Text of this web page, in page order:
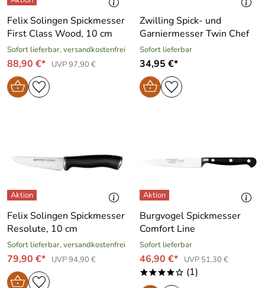
Felix Solingen Spickmesser
First Class Wood, 10 cm
Sofort lieferbar, versandkostenfrei
88,90 €* UVP 97,90 €
Zwilling Spick- und
Garniermesser Twin Chef
Sofort lieferbar
34,95 €*
Felix Solingen Spickmesser
Resolute, 10 cm
Sofort lieferbar, versandkostenfrei
79,90 €* UVP 94,90 €
Burgvogel Spickmesser
Comfort Line
Sofort lieferbar
46,90 €* UVP 51,30 €
****o (1)